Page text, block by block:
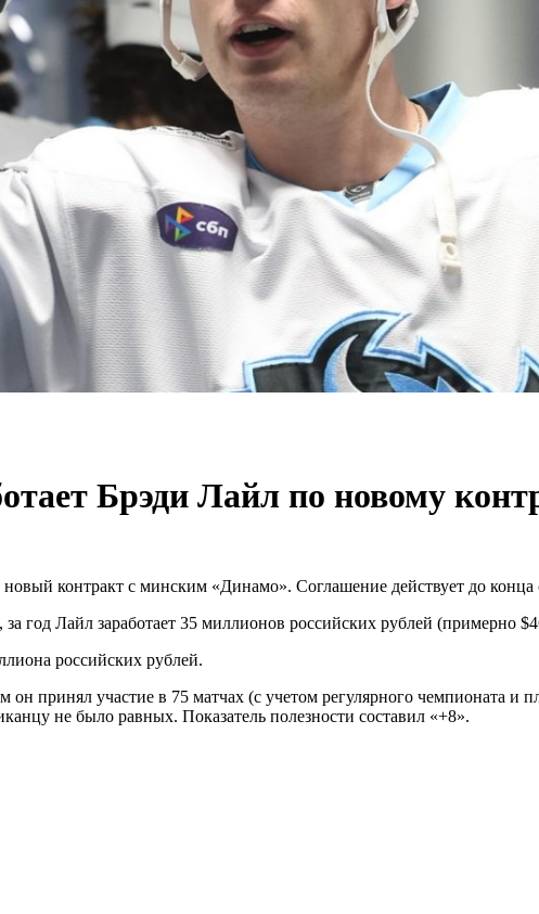
Брэди Лайл по новому
контракт с минским «Динамо». Соглашение действует до конца
год Лайл заработает 35 миллионов российских рублей (примерно
российских рублей.
он принял участие в 75 матчах (с учетом регулярного чемпионата и
не было равных. Показатель полезности составил «+8».